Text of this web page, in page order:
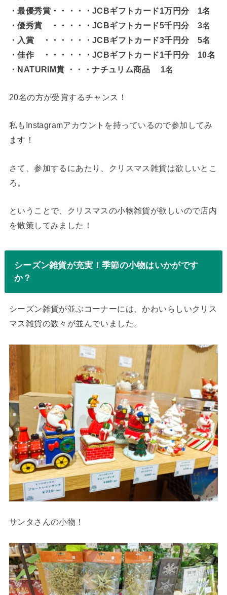
・最優秀賞・・・・・JCBギフトカード1万円分 1名
・優秀賞 ・・・・・JCBギフトカード5千円分 3名
・入賞 ・・・・・・JCBギフトカード3千円分 5名
・佳作 ・・・・・・JCBギフトカード1千円分 10名
・NATURIM賞 ・・・ナチュリム商品 1名
20名の方が受賞するチャンス！
私もInstagramアカウントを持っているので参加してみ
ます！
さて、参加するにあたり、クリスマス雑貨は欲しいとこ
ろ。
ということで、クリスマスの小物雑貨が欲しいので店内
を散策してみました！
シーズン雑貨が充実！季節の小物はいかがです
か？
シーズン雑貨が並ぶコーナーには、かわいらしいクリス
マス雑貨の数々が並んでいました。
サンタさんの小物！